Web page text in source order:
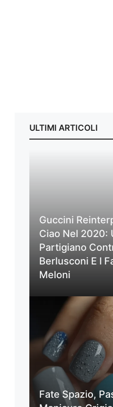
ULTIMI ARTICOLI
Guccini
Ciao Nel 2020:
Partigiano
Berlusconi E I
Meloni
Fate Spazio,